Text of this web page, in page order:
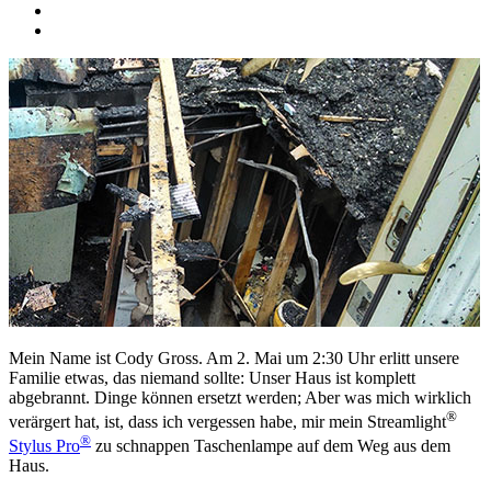
Mein Name ist Cody Gross. Am 2. Mai um 2:30 Uhr erlitt unsere
Familie etwas, das niemand sollte: Unser Haus ist komplett
abgebrannt. Dinge können ersetzt werden; Aber was mich wirklich
verärgert hat, ist, dass ich vergessen habe, mir mein Streamlight®
Stylus Pro® zu schnappen Taschenlampe auf dem Weg aus dem
Haus.